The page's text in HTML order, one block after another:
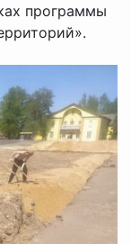
программы